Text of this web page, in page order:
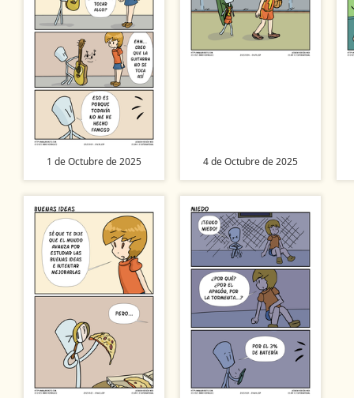
1 de Octubre de 2025 4 de Octubre de 2025